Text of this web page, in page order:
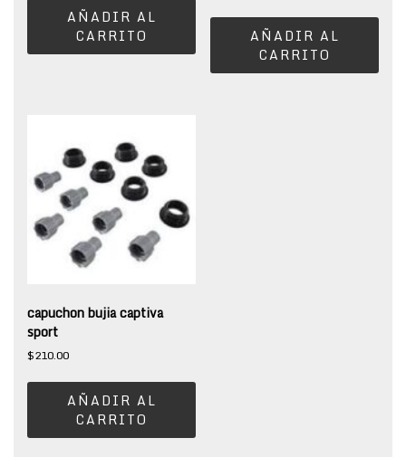
AÑADIR AL
CARRITO
AÑADIR AL
CARRITO
capuchon bujia captiva
sport
$210.00
AÑADIR AL
CARRITO